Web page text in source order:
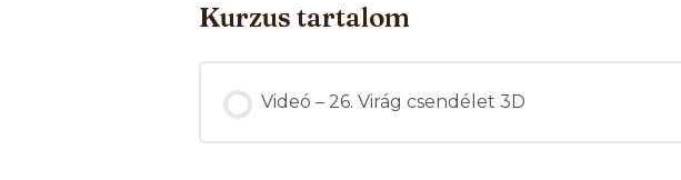
Kurzus tartalom
Videó – 26. Virág csendélet 3D